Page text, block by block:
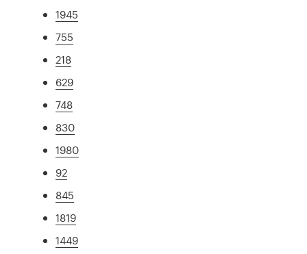
1945
755
218
629
748
830
1980
92
845
1819
1449